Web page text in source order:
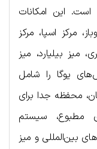
این امکانات
مرکز اسپا، مرکز
میز بیلیارد، میز
یوگا را شامل
محفظه جدا برای
مطبوع، سیستم
بین‌المللی و میز